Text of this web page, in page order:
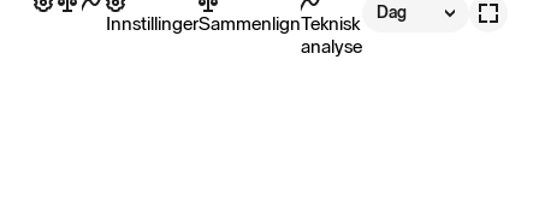
InnstillingerSammenlignTeknisk
analyse
Dag